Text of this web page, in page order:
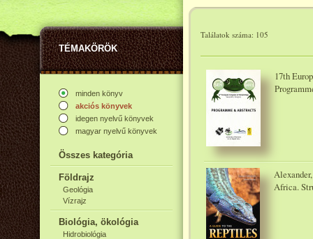
TÉMAKÖRÖK
minden könyv
akciós könyvek
idegen nyelvű könyvek
magyar nyelvű könyvek
Összes kategória
Földrajz
Geológia
Vízrajz
Biológia, ökológia
Hidrobiológia
Találatok száma: 105
17th
Africa.